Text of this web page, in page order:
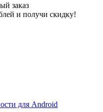
заказ
и получи скидку!
для Android